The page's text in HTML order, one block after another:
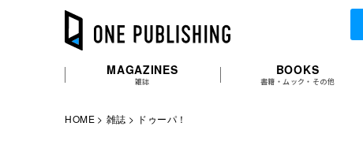
MAGAZINES
雑誌
BOOKS
書籍・ムック・その他
HOME 雑誌 ドゥーパ！